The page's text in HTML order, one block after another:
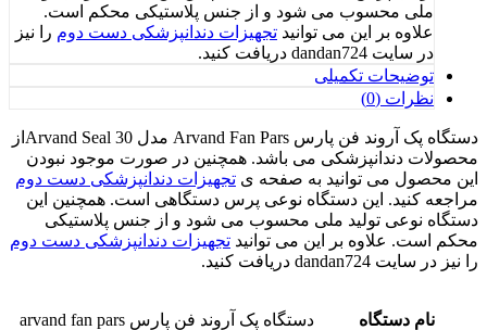
ملی محسوب می شود و از جنس پلاستیکی محکم است.
علاوه بر این می توانید تجهیزات دندانپزشکی دست دوم را نیز
در سایت dandan724 دریافت کنید.
توضیحات تکمیلی
نظرات (0)
دستگاه پک آروند فن پارس Arvand Fan Pars مدل Arvand Seal 30از
محصولات دندانپزشکی می باشد. همچنین در صورت موجود نبودن
این محصول می توانید به صفحه ی تجهیزات دندانپزشکی دست دوم
مراجعه کنید. این دستگاه نوعی پرس دستگاهی است. همچنین این
دستگاه نوعی تولید ملی محسوب می شود و از جنس پلاستیکی
محکم است. علاوه بر این می توانید تجهیزات دندانپزشکی دست دوم
را نیز در سایت dandan724 دریافت کنید.
نام دستگاه دستگاه پک آروند فن پارس arvand fan pars